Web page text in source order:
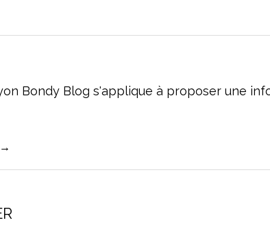
Bondy Blog s'applique à proposer une